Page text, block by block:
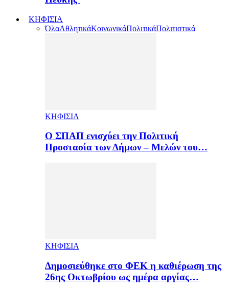
ΚΗΦΙΣΙΑ
ΌλαΑθλητικάΚοινωνικάΠολιτικάΠολιτιστικά
ΚΗΦΙΣΙΑ
Ο ΣΠΑΠ ενισχύει την Πολιτική
Προστασία των Δήμων – Μελών του…
ΚΗΦΙΣΙΑ
Δημοσιεύθηκε στο ΦΕΚ η καθιέρωση της
26ης Οκτωβρίου ως ημέρα αργίας…